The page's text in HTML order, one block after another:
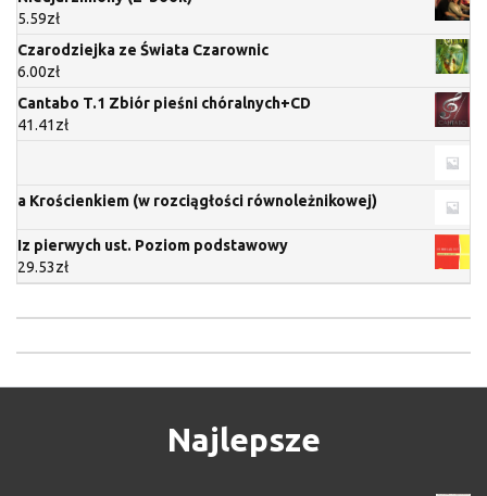
5.59zł
Czarodziejka ze Świata Czarownic
6.00zł
Cantabo T.1 Zbiór pieśni chóralnych+CD
41.41 zł
a Krościenkiem (w rozciągłości równoleżnikowej)
Iz pierwych ust. Poziom podstawowy
29.53zł
Najlepsze